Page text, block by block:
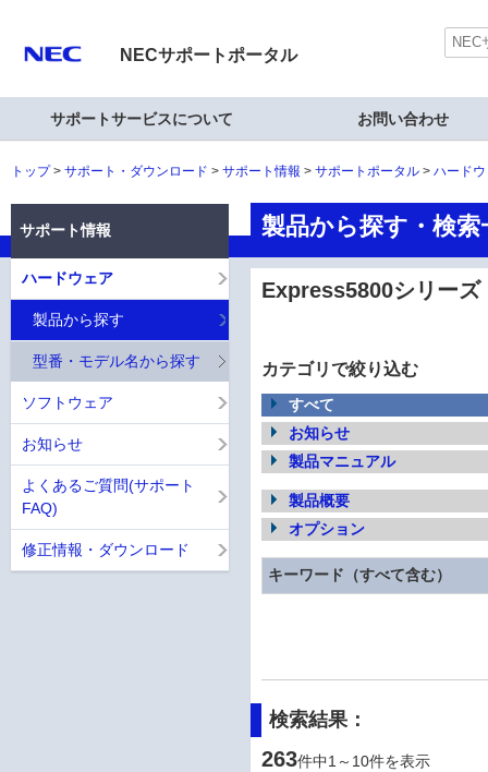
NECサポートポータル
サポートサービスについて お問い合わせ
トップ サポート・ダウンロード サポート情報 サポートポータル ハード
製品から探す・検
Express5800シリーズ
カテゴリで絞り込む
すべて
お知らせ
製品マニュアル
製品概要
オプション
キーワード（すべて含む）
検索結果：
263件中1～10件を表示
サポート情報
ハードウェア
製品から探す
型番・モデル名から探す
ソフトウェア
お知らせ
よくあるご質問(サポート
FAQ)
修正情報・ダウンロード